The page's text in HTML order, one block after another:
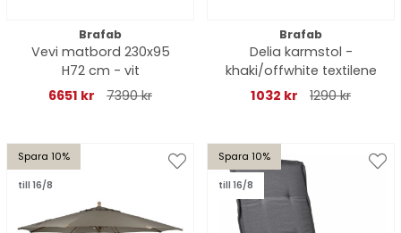
Brafab
Vevi matbord 230x95
H72 cm - vit
6651 kr
7390 kr
Brafab
Delia karmstol -
khaki/offwhite textilene
1032 kr
1290 kr
Spara 10%
till 16/8
Spara 10%
till 16/8